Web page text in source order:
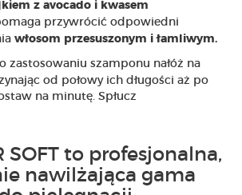
z avocado i kwasem
przywrócić odpowiedni
włosom przesuszonym i łamliwym.
zastosowaniu szamponu nałóż na
od połowy ich długości aż po
na minutę. Spłucz
SOFT to profesjonalna,
nawilżająca gama